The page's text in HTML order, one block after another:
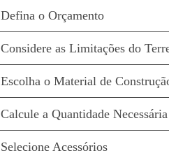
Defina o Orçamento
Considere as Limitações do
Escolha o Material de
Calcule a Quantidade Necessária
Selecione Acessórios